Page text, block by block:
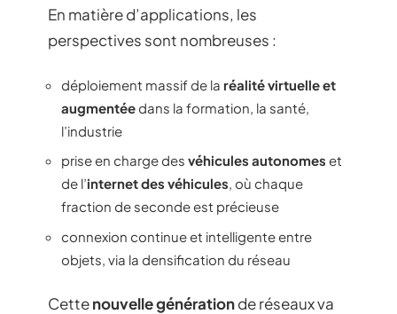
En matière d’applications, les
perspectives sont nombreuses :
déploiement massif de la réalité virtuelle et
augmentéedans la formation, la santé,
l’industrie
prise en charge des véhicules autonomes et
de l’internet des véhicules, où chaque
fraction de seconde est précieuse
connexion continue et intelligente entre
objets, via la densification du réseau
Cettenouvelle générationde réseaux va